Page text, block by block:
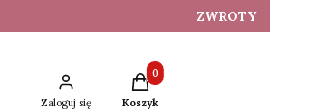
ZWROTY
Zaloguj się
Produkty w koszyku: 0. Zobacz
Koszyk